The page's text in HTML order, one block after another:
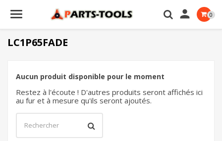
 0
LC1P65FADE
Aucun produit disponible pour le moment
Restez à l'écoute ! D'autres produits seront affichés ici
au fur et à mesure qu'ils seront ajoutés.